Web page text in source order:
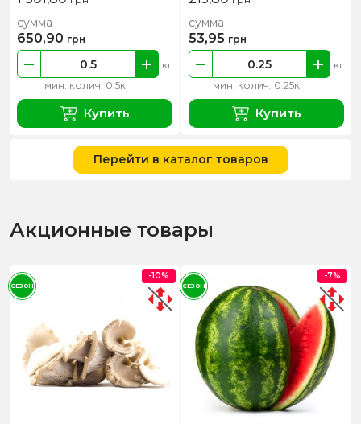
мин. колич. 0.5кг
кг
сумма
650,90 грн
Купить
мин. колич. 0.25кг
кг
сумма
53,95 грн
Купить
Перейти в каталог товаров
Акционные товары
-10%
СЕЗОН
-7%
СЕЗОН